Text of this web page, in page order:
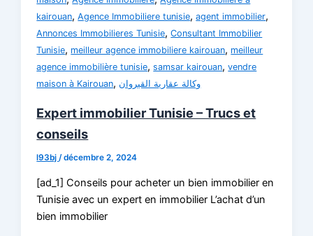
kairouan,Agence Immobiliere tunisie,agent immobilier,
Annonces Immobilieres Tunisie,Consultant Immobilier
Tunisie, meilleur agence immobiliere kairouan, meilleur
agence immobilière tunisie,samsar kairouan,vendre
maison à Kairouan, وكالة عقارية القيروان
Expert immobilier Tunisie – Trucs et
conseils
l93bj/décembre 2, 2024
[ad_1] Conseils pour acheter un bien immobilier en
Tunisie avec un expert en immobilier L’achat d’un
bien immobilier